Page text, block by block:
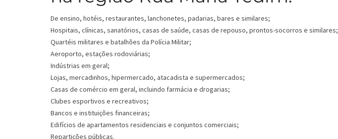
De ensino, hotéis, restaurantes, lanchonetes, padarias, bares e similares;
Hospitais, clínicas, sanatórios, casas de saúde, casas de repouso, prontos-socorros e similares;
Quartéis militares e batalhões da Polícia Militar;
Aeroporto, estações rodoviárias;
Indústrias em geral;
Lojas, mercadinhos, hipermercado, atacadista e supermercados;
Casas de comércio em geral, incluindo farmácia e drogarias;
Clubes esportivos e recreativos;
Bancos e instituições financeiras;
Edifícios de apartamentos residenciais e conjuntos comerciais;
Repartições públicas.